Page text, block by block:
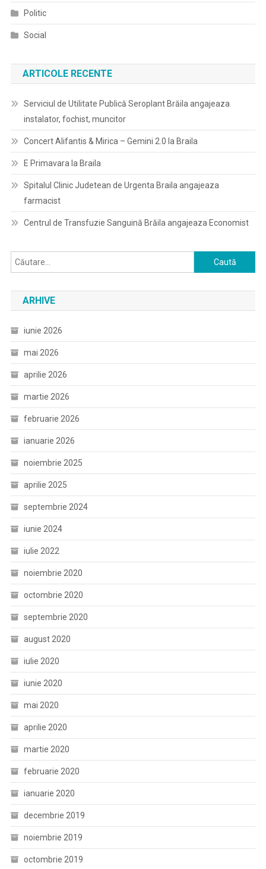
Politic
Social
ARTICOLE RECENTE
Serviciul de Utilitate Publică Seroplant Brăila angajeaza
instalator, fochist, muncitor
Concert Alifantis & Mirica – Gemini 2.0 la Braila
E Primavara la Braila
Spitalul Clinic Judetean de Urgenta Braila angajeaza
farmacist
Centrul de Transfuzie Sanguină Brăila angajeaza Economist
Caută
după:
ARHIVE
iunie 2026
mai 2026
aprilie 2026
martie 2026
februarie 2026
ianuarie 2026
noiembrie 2025
aprilie 2025
septembrie 2024
iunie 2024
iulie 2022
noiembrie 2020
octombrie 2020
septembrie 2020
august 2020
iulie 2020
iunie 2020
mai 2020
aprilie 2020
martie 2020
februarie 2020
ianuarie 2020
decembrie 2019
noiembrie 2019
octombrie 2019